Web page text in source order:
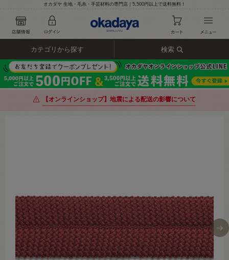
オカダヤ 生地・毛糸・手芸材料の専門店｜5,500円以上で送料無料！
カテゴリから探す 検索
【オンラインショップ】地震による配送の影響について